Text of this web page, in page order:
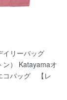
リーバッグ
ン） Katayamaオ
コバッグ 【レ